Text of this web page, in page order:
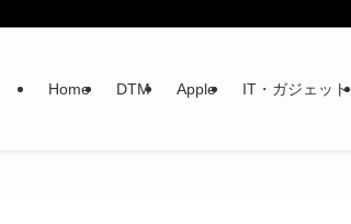
Home DTM Apple IT・ガジェット